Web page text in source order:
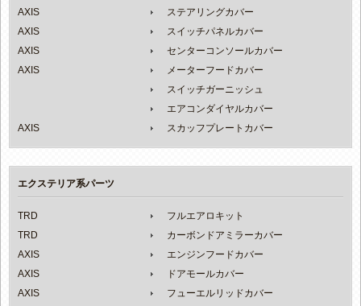
AXIS
ステアリングカバー
AXIS
スイッチパネルカバー
AXIS
センターコンソールカバー
AXIS
メーターフードカバー
スイッチガーニッシュ
エアコンダイヤルカバー
AXIS
スカッフプレートカバー
エクステリア系パーツ
TRD
フルエアロキット
TRD
カーボンドアミラーカバー
AXIS
エンジンフードカバー
AXIS
ドアモールカバー
AXIS
フューエルリッドカバー